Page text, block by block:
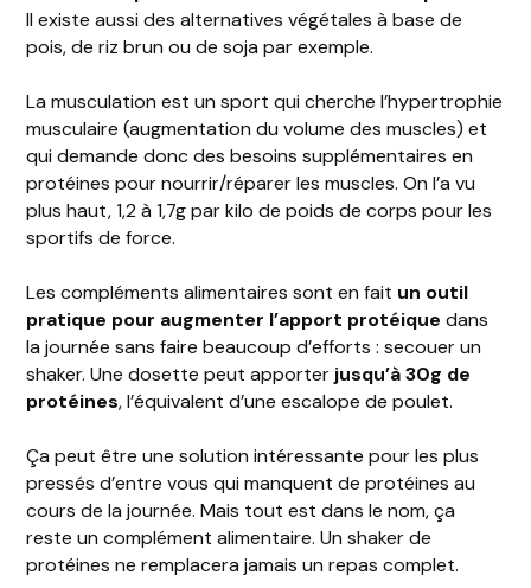
Il existe aussi des alternatives végétales à base de
pois, de riz brun ou de soja par exemple.
La musculation est un sport qui cherche l’hypertrophie
musculaire (augmentation du volume des muscles) et
qui demande donc des besoins supplémentaires en
protéines pour nourrir/réparer les muscles. On l’a vu
plus haut, 1,2 à 1,7g par kilo de poids de corps pour les
sportifs de force.
Les compléments alimentaires sont en fait un outil
pratique pour augmenter l’apport protéique dans
la journée sans faire beaucoup d’efforts : secouer un
shaker. Une dosette peut apporter jusqu’à 30g de
protéines, l’équivalent d’une escalope de poulet.
Ça peut être une solution intéressante pour les plus
pressés d’entre vous qui manquent de protéines au
cours de la journée. Mais tout est dans le nom, ça
reste un complément alimentaire. Un shaker de
protéines ne remplacera jamais un repas complet.